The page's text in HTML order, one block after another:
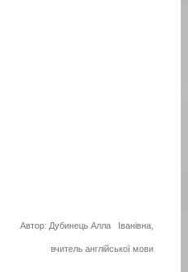
Автор: Дубинець Алла Іванівна,
мови